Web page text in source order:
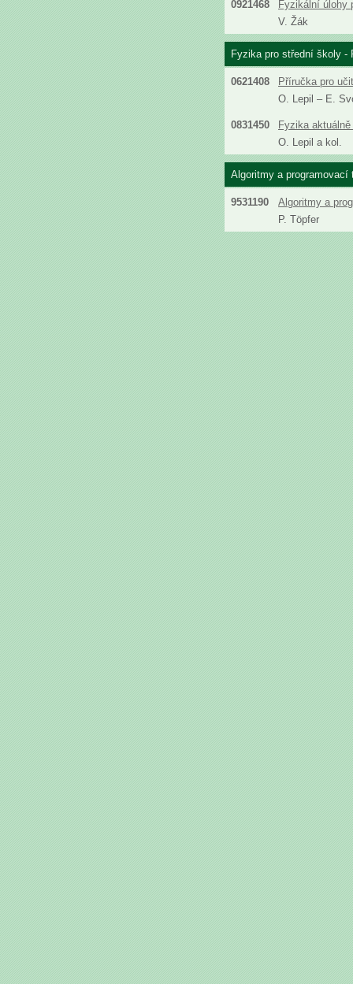
0921468
Fyzikální úlohy
V. Žák
Fyzika pro střední školy -
0621408
Příručka pro
O. Lepil – E.
0831450
Fyzika
O. Lepil a kol.
Algoritmy a programovací
9531190
Algoritmy a
P. Töpfer